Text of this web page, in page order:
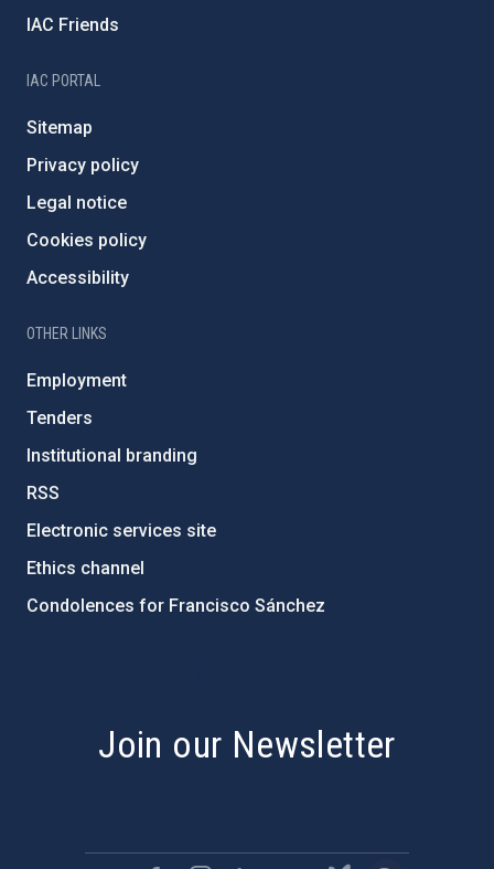
IAC Friends
IAC PORTAL
Sitemap
Privacy policy
Legal notice
Cookies policy
Accessibility
OTHER LINKS
Employment
Tenders
Institutional branding
RSS
Electronic services site
Ethics channel
Condolences for Francisco Sánchez
Join our Newsletter